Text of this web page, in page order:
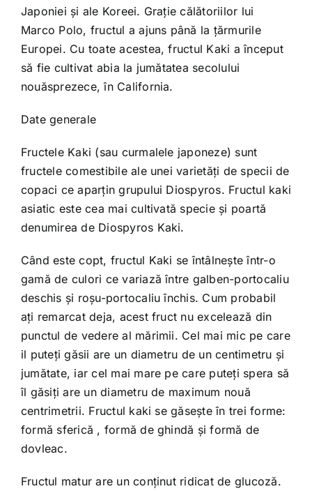
Japoniei şi ale Koreei. Graţie călătoriilor lui
Marco Polo, fructul a ajuns până la ţărmurile
Europei. Cu toate acestea, fructul Kaki a început
să fie cultivat abia la jumătatea secolului
nouăsprezece, în California.
Date generale
Fructele Kaki (sau curmalele japoneze) sunt
fructele comestibile ale unei varietăţi de specii de
copaci ce aparţin grupului Diospyros. Fructul kaki
asiatic este cea mai cultivată specie şi poartă
denumirea de Diospyros Kaki.
Când este copt, fructul Kaki se întâlneşte într-o
gamă de culori ce variază între galben-portocaliu
deschis şi roşu-portocaliu închis. Cum probabil
aţi remarcat deja, acest fruct nu excelează din
punctul de vedere al mărimii. Cel mai mic pe care
il puteţi găsii are un diametru de un centimetru şi
jumătate, iar cel mai mare pe care puteţi spera să
îl găsiţi are un diametru de maximum nouă
centrimetrii. Fructul kaki se găseşte în trei forme:
formă sferică , formă de ghindă şi formă de
dovleac.
Fructul matur are un conţinut ridicat de glucoză.